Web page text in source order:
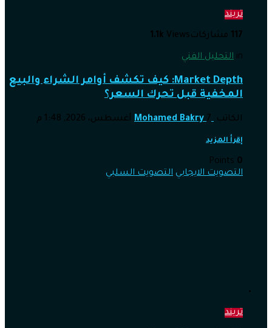
تريند
117 مشاركات 1.1k Views
in التحليل الفني
Market Depth: كيف تكشف أوامر الشراء والبيع
المخفية قبل تحرك السعر؟
الكاتب Mohamed Bakry 7 أغسطس، 2026, 1:48 م
إقرأ المزيد
0
التصويت الايجابي التصويت السلبي
تريند